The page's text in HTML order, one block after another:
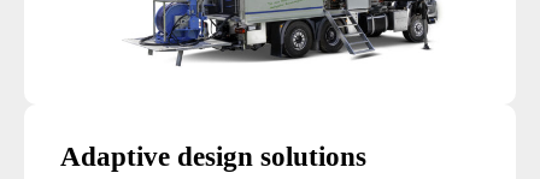
Adaptive design solutions